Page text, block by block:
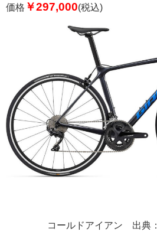
価格 ￥297,000(税込)
コールドアイアン 出典：